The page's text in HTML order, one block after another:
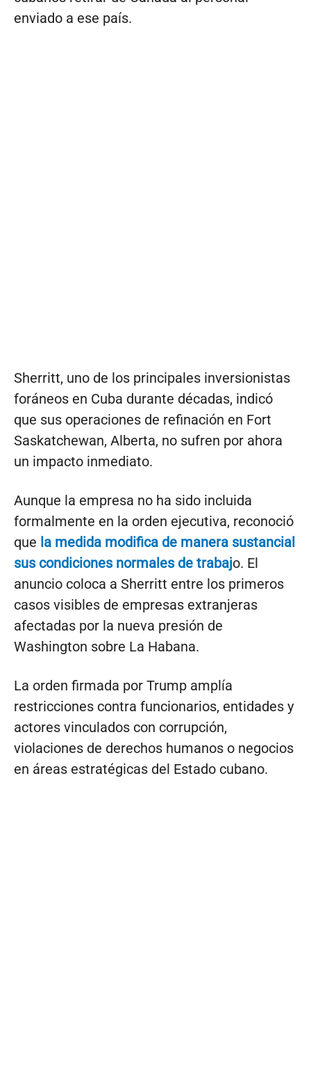
enviado a ese país.
Sherritt, uno de los principales inversionistas
foráneos en Cuba durante décadas, indicó
que sus operaciones de refinación en Fort
Saskatchewan, Alberta, no sufren por ahora
un impacto inmediato.
Aunque la empresa no ha sido incluida
formalmente en la orden ejecutiva, reconoció
que la medida modifica de manera sustancial
sus condiciones normales de trabajo. El
anuncio coloca a Sherritt entre los primeros
casos visibles de empresas extranjeras
afectadas por la nueva presión de
Washington sobre La Habana.
La orden firmada por Trump amplía
restricciones contra funcionarios, entidades y
actores vinculados con corrupción,
violaciones de derechos humanos o negocios
en áreas estratégicas del Estado cubano.